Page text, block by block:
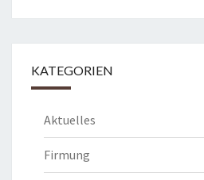
KATEGORIEN
Aktuelles
Firmung